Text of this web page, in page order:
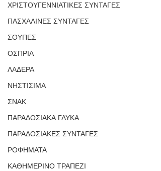
ΧΡΙΣΤΟΥΓΕΝΝΙΑΤΙΚΕΣ ΣΥΝΤΑΓΕΣ
ΠΑΣΧΑΛΙΝΕΣ ΣΥΝΤΑΓΕΣ
ΣΟΥΠΕΣ
ΟΣΠΡΙΑ
ΛΑΔΕΡΑ
ΝΗΣΤΙΣΙΜΑ
ΣΝΑΚ
ΠΑΡΑΔΟΣΙΑΚΑ ΓΛΥΚΑ
ΠΑΡΑΔΟΣΙΑΚΕΣ ΣΥΝΤΑΓΕΣ
ΡΟΦΗΜΑΤΑ
ΚΑΘΗΜΕΡΙΝΟ ΤΡΑΠΕΖΙ